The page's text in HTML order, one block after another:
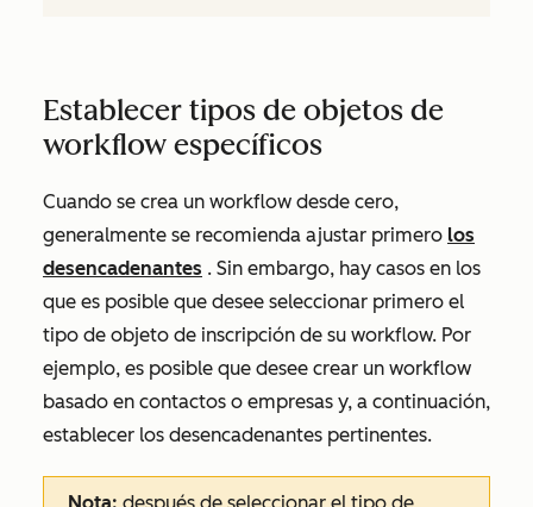
Establecer tipos de objetos de
workflow específicos
Cuando se crea un workflow desde cero,
generalmente se recomienda ajustar primero los
desencadenantes . Sin embargo, hay casos en los
que es posible que desee seleccionar primero el
tipo de objeto de inscripción de su workflow. Por
ejemplo, es posible que desee crear un workflow
basado en contactos o empresas y, a continuación,
establecer los desencadenantes pertinentes.